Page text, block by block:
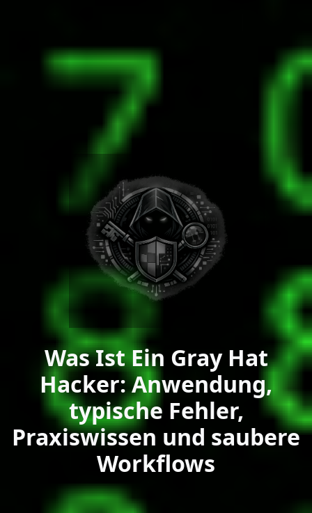
Was Ist Ein Gray Hat
Hacker: Anwendung,
typische Fehler,
Praxiswissen und saubere
Workflows